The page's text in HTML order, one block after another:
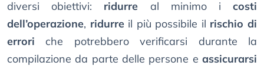
diversi obiettivi: ridurre al minimo icosti
dell’operazione, ridurreil più possibile il rischio di
errori che potrebbero verificarsi durante la
compilazione da parte delle persone e assicurarsi